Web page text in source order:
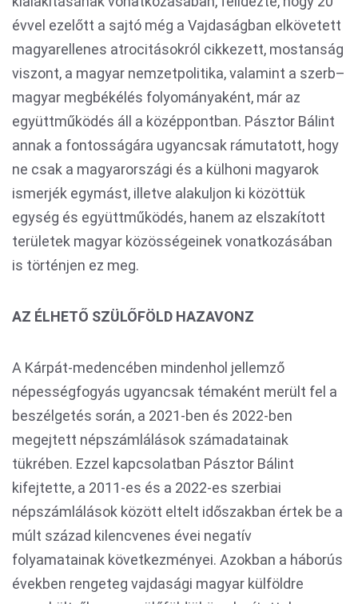
évvel ezelőtt a sajtó még a Vajdaságban elkövetett
magyarellenes atrocitásokról cikkezett, mostanság
viszont, a magyar nemzetpolitika, valamint a szerb–
magyar megbékélés folyományaként, már az
együttműködés áll a középpontban. Pásztor Bálint
annak a fontosságára ugyancsak rámutatott, hogy
ne csak a magyarországi és a külhoni magyarok
ismerjék egymást, illetve alakuljon ki közöttük
egység és együttműködés, hanem az elszakított
területek magyar közösségeinek vonatkozásában
is történjen ez meg.
AZ ÉLHETŐ SZÜLŐFÖLD HAZAVONZ
A Kárpát-medencében mindenhol jellemző
népességfogyás ugyancsak témaként merült fel a
beszélgetés során, a 2021-ben és 2022-ben
megejtett népszámlálások számadatainak
tükrében. Ezzel kapcsolatban Pásztor Bálint
kifejtette, a 2011-es és a 2022-es szerbiai
népszámlálások között eltelt időszakban értek be a
múlt század kilencvenes évei negatív
folyamatainak következményei. Azokban a háborús
években rengeteg vajdasági magyar külföldre